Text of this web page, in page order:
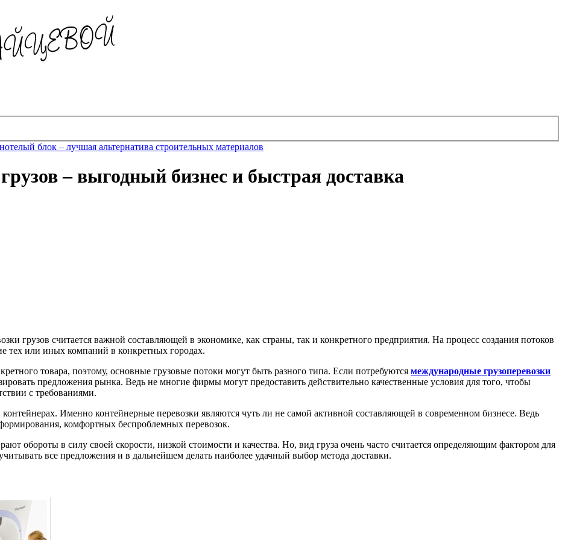
блок – лучшая альтернатива строительных материалов
– выгодный бизнес и быстрая доставка
грузов считается важной составляющей в экономике, как страны, так и конкретного предприятия. На процесс создания потоков
тех или иных компаний в конкретных городах.
товара, поэтому, основные грузовые потоки могут быть разного типа. Если потребуются международные грузоперевозки
предложения рынка. Ведь не многие фирмы могут предоставить действительно качественные условия для того, чтобы
с требованиями.
Именно контейнерные перевозки являются чуть ли не самой активной составляющей в современном бизнесе. Ведь
комфортных беспроблемных перевозок.
обороты в силу своей скорости, низкой стоимости и качества. Но, вид груза очень часто считается определяющим фактором для
все предложения и в дальнейшем делать наиболее удачный выбор метода доставки.